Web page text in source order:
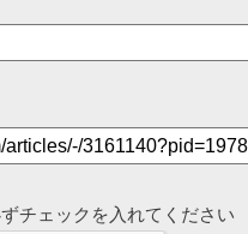
チェックを入れてください